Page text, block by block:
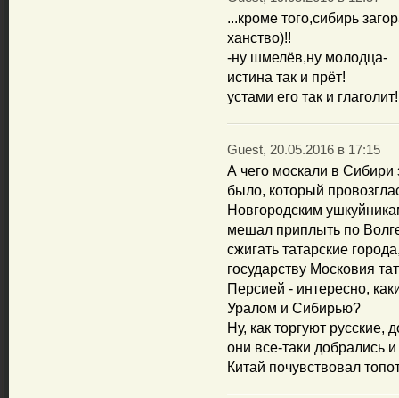
...кроме того,сибирь
ханство)!!
-ну шмелёв,ну молодца-
истина так и прёт!
устами его так и глаголит!
Guest, 20.05.2016 в 17:15
А чего москали в
было, который
Новгородским
мешал приплыть по
сжигать татарские
государству Московия
Персией - интересно,
Уралом и Сибирью?
Ну, как торгуют русские,
они все-таки добрались
Китай почувствовал